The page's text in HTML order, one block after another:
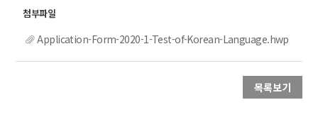
Application-Form-2020-1-Test-of-Korean-Language.hwp
목록보기